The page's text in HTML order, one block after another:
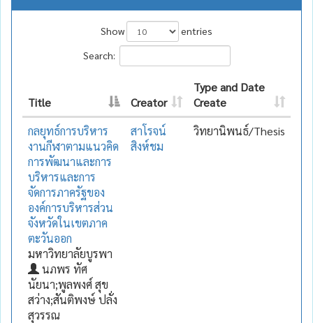
Show
entries
Search:
Title Creator
Type and Date
Create
กลยุทธ์การบริหาร
งานกีฬาตามแนวคิด
การพัฒนาและการ
บริหารและการ
จัดการภาครัฐของ
องค์การบริหารส่วน
จังหวัดในเขตภาค
ตะวันออก
มหาวิทยาลัยบูรพา
นภพร ทัศ
นัยนา;พูลพงศ์ สุข
สว่าง;สันติพงษ์ ปลั่ง
สุวรรณ
สาโรจน์
สิงห์ชม
วิทยานิพนธ์/Thesis